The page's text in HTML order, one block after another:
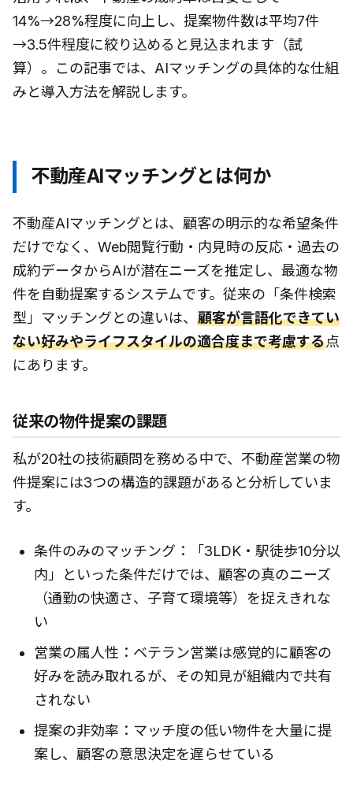
14%→28%程度に向上し、提案物件数は平均7件
→3.5件程度に絞り込めると見込まれます（試
算）。この記事では、AIマッチングの具体的な仕組
みと導入方法を解説します。
不動産AIマッチングとは何か
不動産AIマッチングとは、顧客の明示的な希望条件
だけでなく、Web閲覧行動・内見時の反応・過去の
成約データからAIが潜在ニーズを推定し、最適な物
件を自動提案するシステムです。従来の「条件検索
型」マッチングとの違いは、 顧客が言語化できてい
ない好みやライフスタイルの適合度まで考慮する点
にあります。
従来の物件提案の課題
私が20社の技術顧問を務める中で、不動産営業の物
件提案には3つの構造的課題があると分析していま
す。
条件のみのマッチング：「3LDK・駅徒歩10分以
内」といった条件だけでは、顧客の真のニーズ
（通勤の快適さ、子育て環境等）を捉えきれな
い
営業の属人性：ベテラン営業は感覚的に顧客の
好みを読み取れるが、その知見が組織内で共有
されない
提案の非効率：マッチ度の低い物件を大量に提
案し、顧客の意思決定を遅らせている